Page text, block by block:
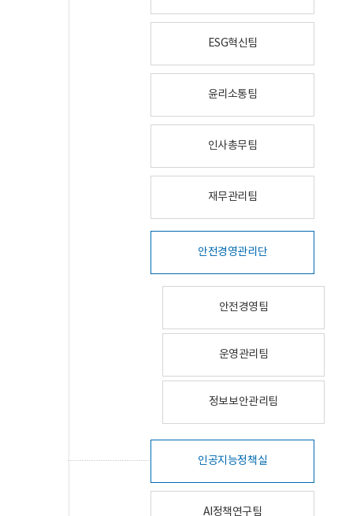
ESG혁신팀
윤리소통팀
인사총무팀
재무관리팀
안전경영관리단
안전경영팀
운영관리팀
정보보안관리팀
인공지능정책실
AI정책연구팀